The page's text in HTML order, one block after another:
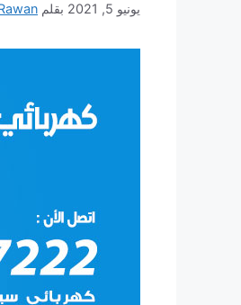
يونيو 5, 2021 بقلم